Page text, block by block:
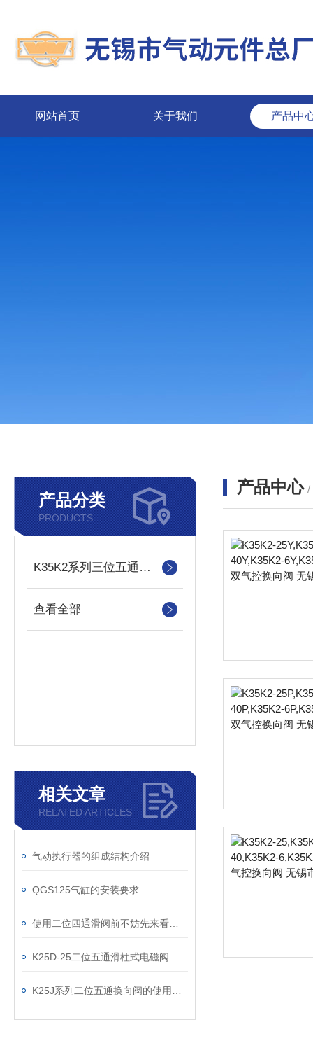
网站首页 关于我们 产品中
产品分类
PRODUCTS
K35K2系列三位五通双气控换向阀
查看全部
相关文章
RELATED ARTICLES
气动执行器的组成结构介绍
QGS125气缸的安装要求
产品中心 /